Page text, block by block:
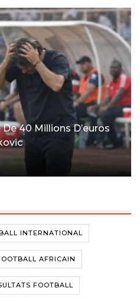
40 Millions D’euros
INTERNATIONAL
AFRICAIN
FOOTBALL